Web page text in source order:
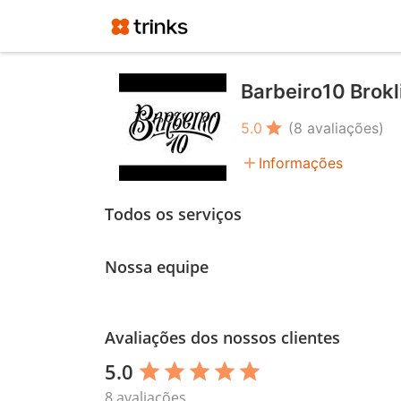
Barbeiro10
5.0 star (8 avaliações)
add Informações
Todos os serviços
Nossa equipe
Avaliações dos nossos clientes
5.0 star star star star star
8 avaliações